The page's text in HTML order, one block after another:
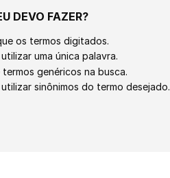
DEVO FAZER?
os termos digitados.
uma única palavra.
genéricos na busca.
sinônimos do termo desejado.